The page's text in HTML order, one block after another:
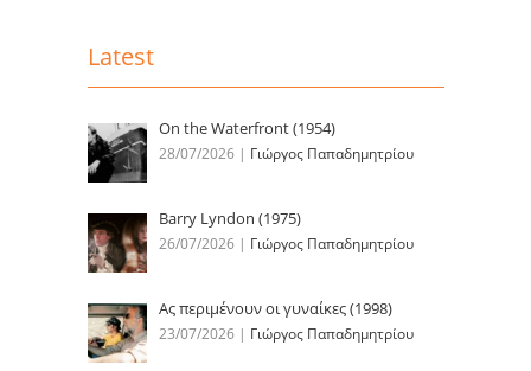
Latest
On the Waterfront (1954)
28/07/2026 | Γιώργος Παπαδημητρίου
Barry Lyndon (1975)
26/07/2026 | Γιώργος Παπαδημητρίου
Ας περιμένουν οι γυναίκες (1998)
23/07/2026 | Γιώργος Παπαδημητρίου